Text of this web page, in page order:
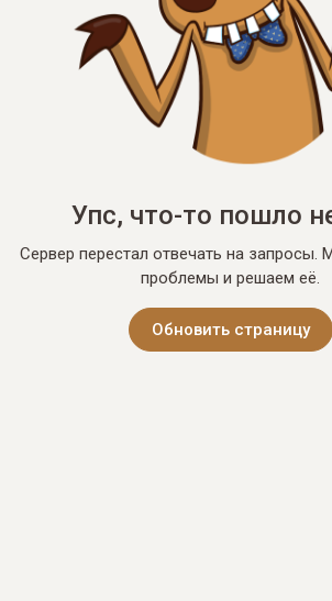
Упс, что-то пошло
Сервер перестал отвечать на запросы.
проблемы и решаем её.
Обновить страницу